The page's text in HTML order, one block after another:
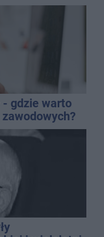
- gdzie warto